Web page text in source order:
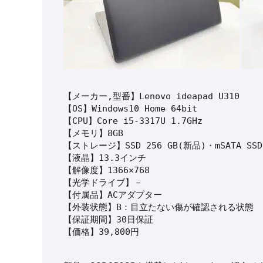
【メーカー,型番】Lenovo ideapad U310
【OS】Windows10 Home 64bit
【CPU】Core i5-3317U 1.7GHz
【メモリ】8GB
【ストレージ】SSD 256 GB(新品)・mSATA
【液晶】13.3インチ
【解像度】1366×768
【光学ドライブ】－
【付属品】ACアダプター
【外装状態】B：目立たない傷が確認される状態
【保証期間】30日保証
【価格】39,800円